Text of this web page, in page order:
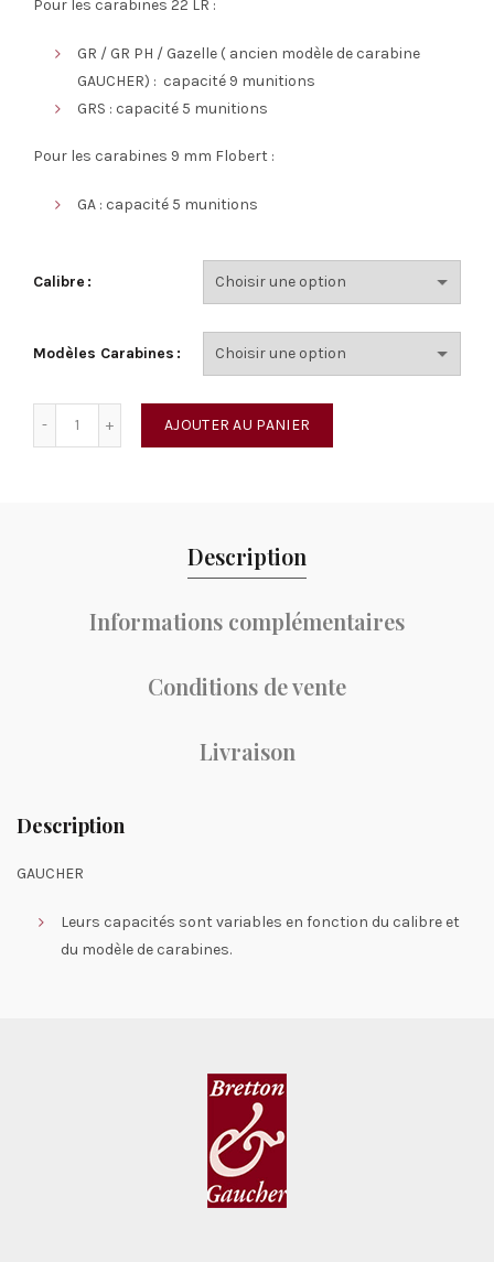
Pour les carabines 22 LR :
GR / GR PH / Gazelle ( ancien modèle de carabine
GAUCHER) : capacité 9 munitions
GRS : capacité 5 munitions
Pour les carabines 9 mm Flobert :
GA : capacité 5 munitions
Calibre
Modèles Carabines
AJOUTER AU PANIER
Description
Informations complémentaires
Conditions de vente
Livraison
Description
GAUCHER
Leurs capacités sont variables en fonction du calibre et
du modèle de carabines.